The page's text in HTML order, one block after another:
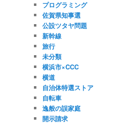
プログラミング
佐賀県知事選
公設ツタヤ問題
新幹線
旅行
未分類
横浜市×CCC
横道
自治体特選ストア
自転車
逸般の誤家庭
開示請求